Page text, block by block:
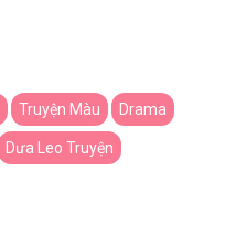
Truyện Màu Drama
Dưa Leo Truyện